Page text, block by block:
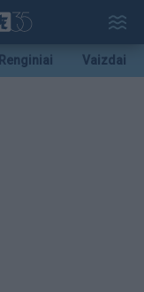
Renginiai Vaizdai